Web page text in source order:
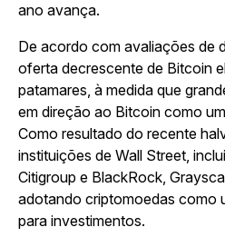
ano avança.
De acordo com avaliações de
oferta decrescente de Bitcoin
patamares, à medida que
em direção ao Bitcoin como
Como resultado do recente
instituições de Wall Street,
Citigroup e BlackRock,
adotando criptomoedas como
para investimentos.